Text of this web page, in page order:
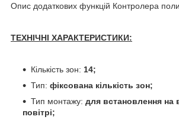
Опис додаткових функцій Контролера
ТЕХНІЧНІ ХАРАКТЕРИСТИКИ:
Кількість зон: 14;
Тип: фіксована кількість зон;
Тип монтажу: для встановлення на
повітрі;